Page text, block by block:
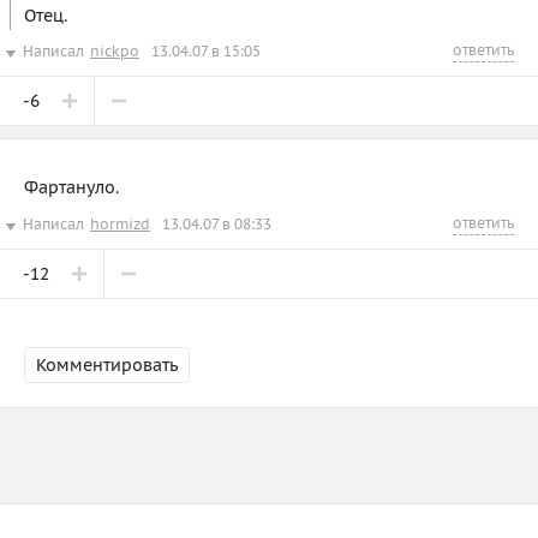
Отец.
Написал nickpo 13.04.07 в 15:05 ответить
-6
Фартануло.
Написал hormizd 13.04.07 в 08:33 ответить
-12
Комментировать